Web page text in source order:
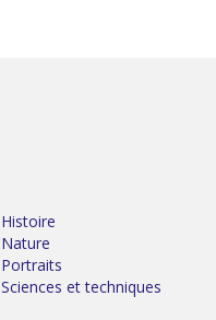
Histoire
Nature
Portraits
Sciences et techniques